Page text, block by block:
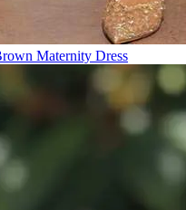
Maternity Dress